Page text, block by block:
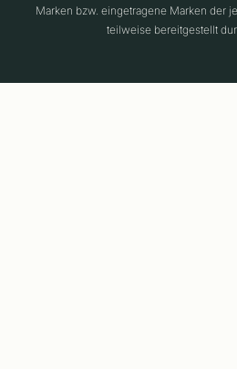
Marken bzw. eingetragene Marken der
teilweise bereitgestellt